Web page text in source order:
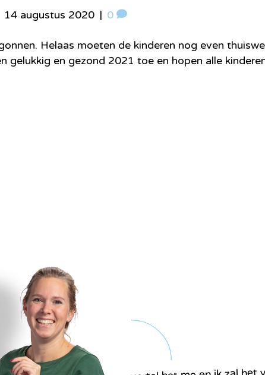
14 augustus 2020 | 0
Helaas moeten de kinderen nog even
gelukkig en gezond 2021 toe en hopen alle